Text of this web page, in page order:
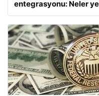
entegrasyonu: Neler